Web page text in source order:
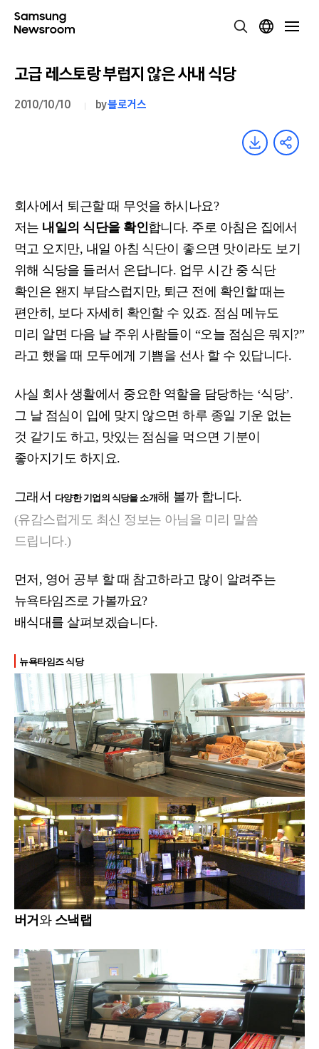
고급 레스토랑 부럽지 않은 사내 식당
2010/10/10 by블로거스
회사에서 퇴근할 때 무엇을 하시나요?
저는 내일의 식단을 확인합니다. 주로 아침은 집에서
먹고 오지만, 내일 아침 식단이 좋으면 맛이라도 보기
위해 식당을 들러서 온답니다. 업무 시간 중 식단
확인은 왠지 부담스럽지만, 퇴근 전에 확인할 때는
편안히, 보다 자세히 확인할 수 있죠. 점심 메뉴도
미리 알면 다음 날 주위 사람들이 “오늘 점심은 뭐지?”
라고 했을 때 모두에게 기쁨을 선사 할 수 있답니다.
사실 회사 생활에서 중요한 역할을 담당하는 ‘식당’.
그 날 점심이 입에 맞지 않으면 하루 종일 기운 없는
것 같기도 하고, 맛있는 점심을 먹으면 기분이
좋아지기도 하지요.
그래서 다양한 기업의 식당을 소개해 볼까 합니다.
(유감스럽게도 최신 정보는 아님을 미리 말씀
드립니다.)
먼저, 영어 공부 할 때 참고하라고 많이 알려주는
뉴욕타임즈로 가볼까요?
배식대를 살펴보겠습니다.
뉴욕타임즈 식당
버거 와 스낵랩